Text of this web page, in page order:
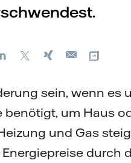
LinkedIn Xing
E-
sein, wenn es
um Haus
und Gas
durch